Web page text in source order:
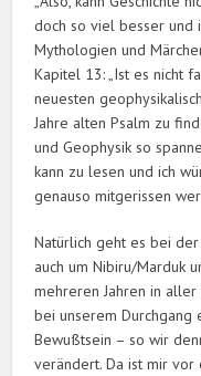
doch so viel besser und
Mythologien und
Kapitel 13: „Ist es nicht
neuesten
Jahre alten Psalm zu
und Geophysik so
kann zu lesen und ich
genauso mitgerissen
Natürlich geht es bei
auch um Nibiru/Marduk
mehreren Jahren in
bei unserem Durchgang
Bewußtsein – so wir
verändert. Da ist mir vor